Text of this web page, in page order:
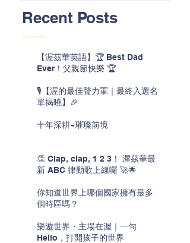
Recent Posts
【渥茲華英語】🏆 Best Dad
Ever！父親節快樂 🏆
🎙️【渥的最佳聲力軍｜最終入選名
單揭曉】🎉
十年深耕~璀璨前境
👏 Clap, clap, 1 2 3！ 渥茲華最
新 ABC 律動歌上線囉 🚀🌟
你知道世界上哪個國家擁有最多
個時區嗎？
樂遊世界・主場在渥｜一句
Hello，打開孩子的世界